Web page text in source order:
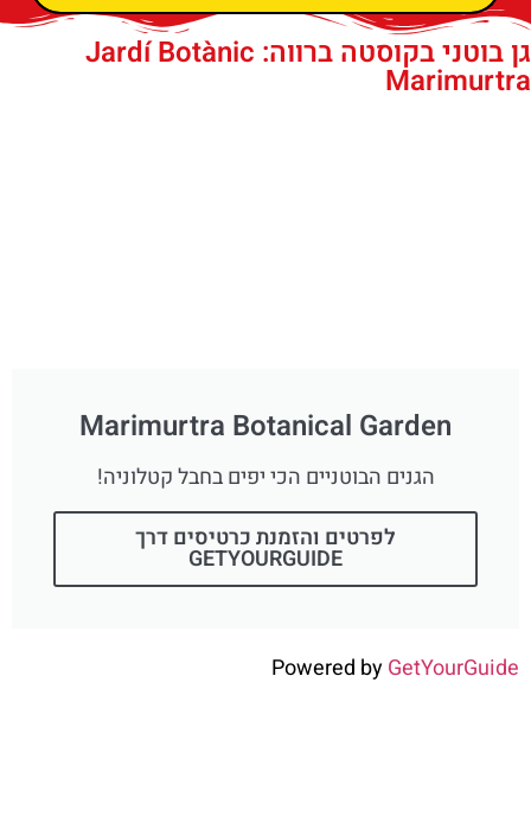
גן בוטני בקוסטה ברווה: ‪‪Jardí Botànic
Marimurtra‬‬
Marimurtra Botanical Garden
הגנים הבוטניים הכי יפים בחבל קטלוניה!
לפרטים והזמנת כרטיסים דרך
GETYOURGUIDE
Powered byGetYourGuide